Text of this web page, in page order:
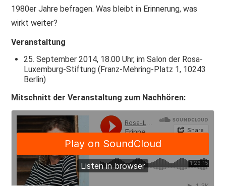
1980er Jahre befragen. Was bleibt in Erinnerung, was
wirkt weiter?
Veranstaltung
25. September 2014, 18.00 Uhr, im Salon der Rosa-
Luxemburg-Stiftung (Franz-Mehring-Platz 1, 10243
Berlin)
Mitschnitt der Veranstaltung zum Nachhören: